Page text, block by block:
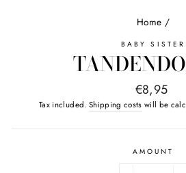
Home /
BABY SISTER
Normal
price
€8,95
Tax included. Shipping costs will be
AMOUNT